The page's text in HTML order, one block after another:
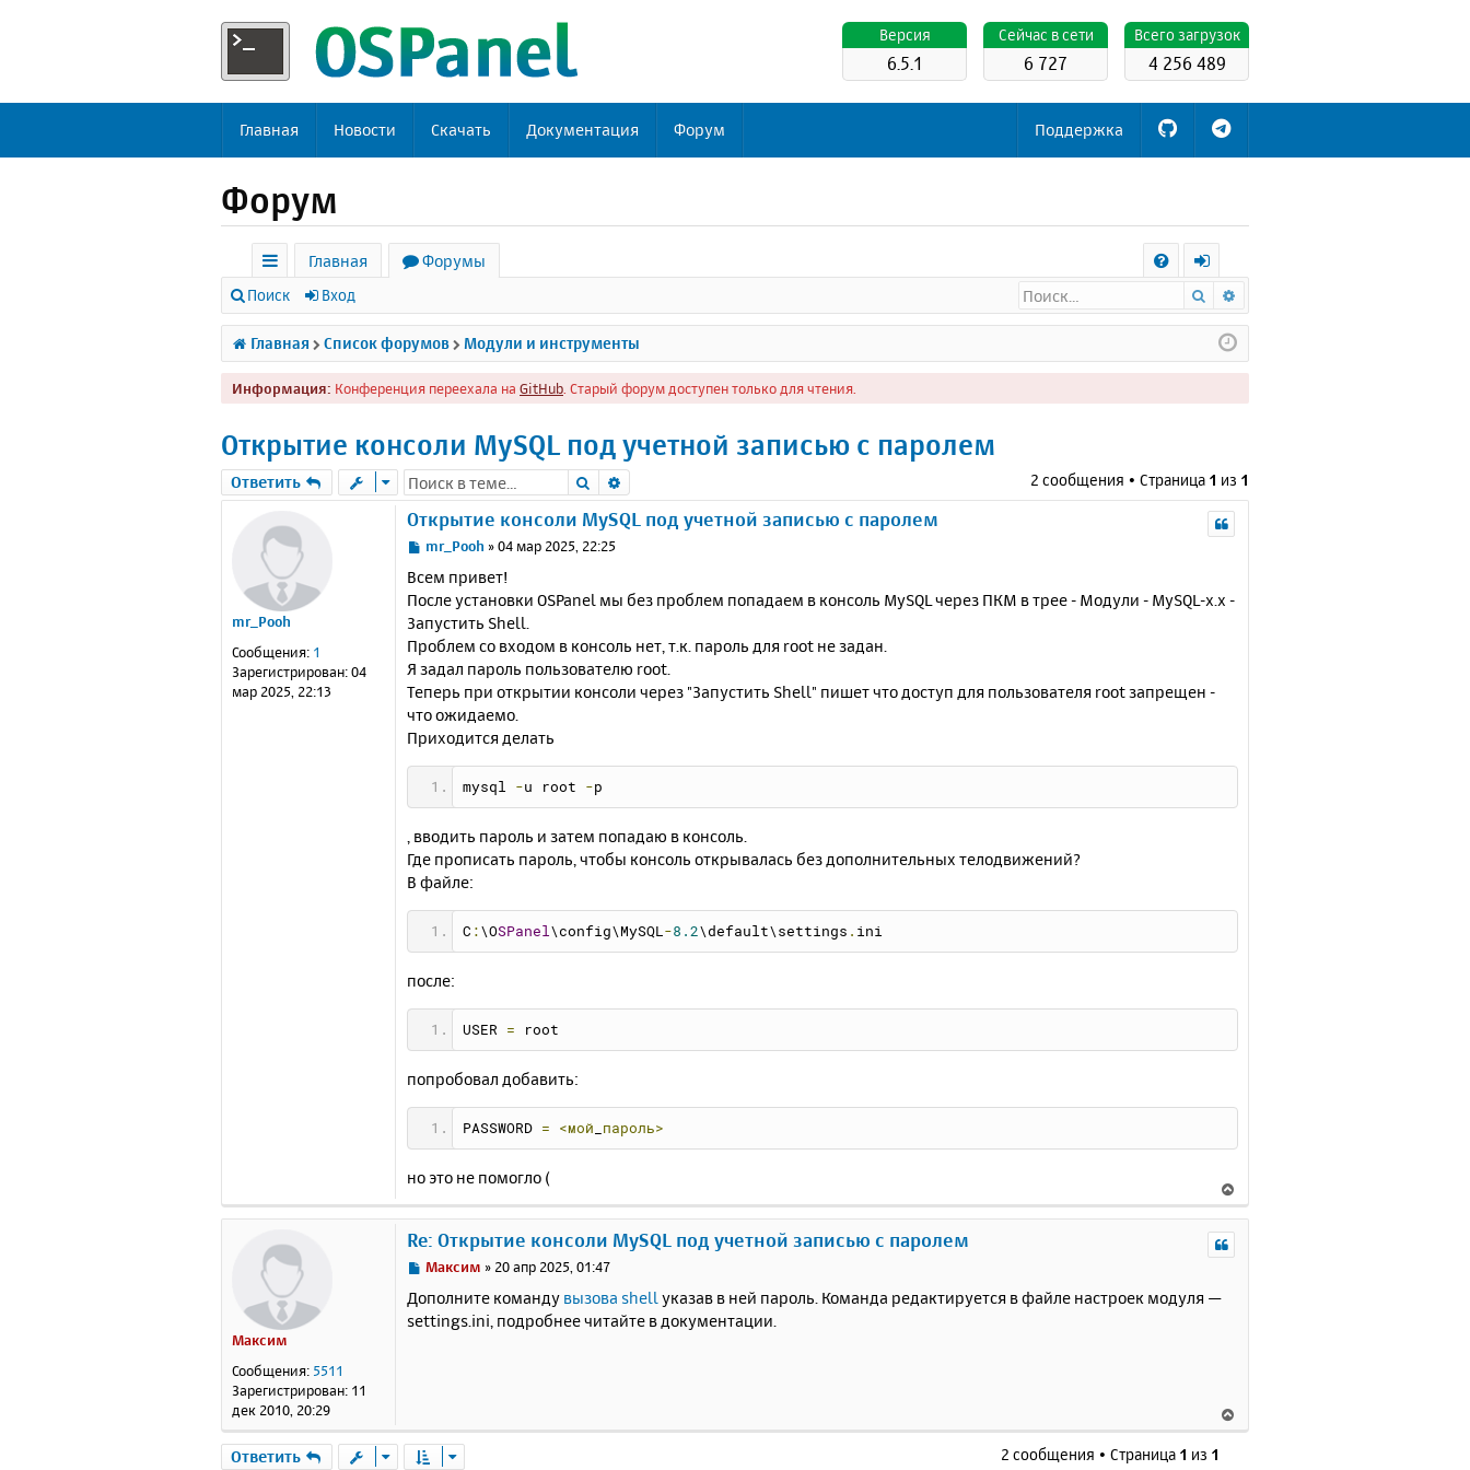
Всего загрузок
4 256 489
Cейчас в сети
6 727
Версия
6.5.1
Главная Новости Скачать Документация Форум Поддержка
Форум
с
ы
л
к
Главная
Форумы
Q
х
о
д
Поиск Вход Поиск
Главная Список форумов Модули и инструменты
Информация: Конференция переехала на GitHub . Старый форум доступен только для чтения.
Открытие консоли MySQL под учетной записью с паролем
Ответить Поиск 2 сообщения • Страница 1 из 1
mr_Pooh
Сообщения: 1
Зарегистрирован:04
мар 2025, 22:13
Открытие консоли MySQL под учетной записью с паролем
С
о
б
щ
е
н
е
mr_Pooh »04 мар 2025, 22:25
Всем привет!
После установки OSPanel мы без проблем попадаем в консоль MySQL через ПКМ в трее - Модули - MySQL-x.x -
Запустить Shell.
Проблем со входом в консоль нет, т.к. пароль для root не задан.
Я задал пароль пользователю root.
Теперь при открытии консоли через "Запустить Shell" пишет что доступ для пользователя root запрещен -
что ожидаемо.
Приходится делать
mysql -u root -p
, вводить пароль и затем попадаю в консоль.
Где прописать пароль, чтобы консоль открывалась без дополнительных телодвижений?
В файле:
C : \OSPanel \config\MySQL -8.2\default\settings . ini
после:
USER = root
попробовал добавить:
PASSWORD = <мой пароль>
но это не помогло (
е
ч
Максим
Сообщения: 5511
Зарегистрирован: 11
дек 2010, 20:29
Re: Открытие консоли MySQL под учетной записью с паролем
С
о
б
Максим » 20 апр 2025, 01:47
Дополните команду вызова shellуказав в ней пароль. Команда редактируется в файле настроек модуля —
settings.ini, подробнее читайте в документации.
е
Ответить 2 сообщения • Страница 1 из 1